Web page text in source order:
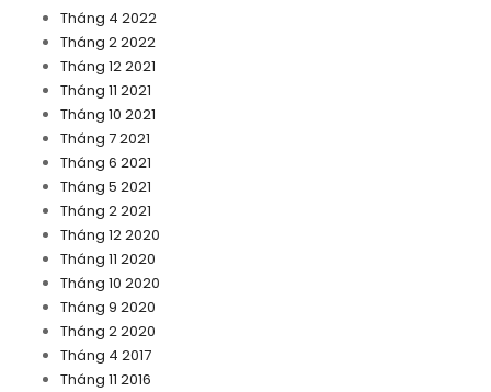
Tháng 4 2022
Tháng 2 2022
Tháng 12 2021
Tháng 11 2021
Tháng 10 2021
Tháng 7 2021
Tháng 6 2021
Tháng 5 2021
Tháng 2 2021
Tháng 12 2020
Tháng 11 2020
Tháng 10 2020
Tháng 9 2020
Tháng 2 2020
Tháng 4 2017
Tháng 11 2016